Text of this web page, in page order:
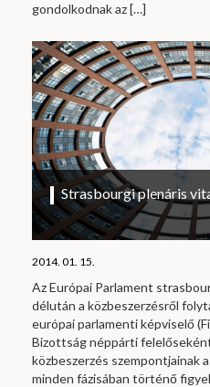
gondolkodnak az[…]
Strasbourgi plenáris
2014. 01. 15.
Az Európai Parlament
délután a közbeszerzésről
európai parlamenti képviselő
Bizottság néppárti
közbeszerzés szempontjainak
minden fázisában történő